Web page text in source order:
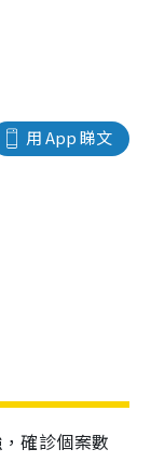
用 App 睇文
確診個案數